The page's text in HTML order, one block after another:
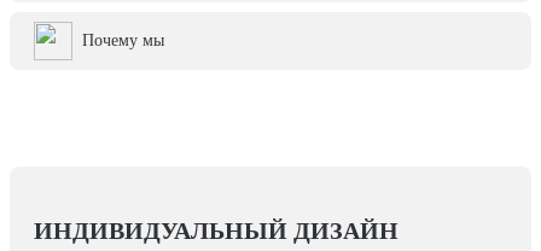
Почему мы
ИНДИВИДУАЛЬНЫЙ ДИЗАЙН